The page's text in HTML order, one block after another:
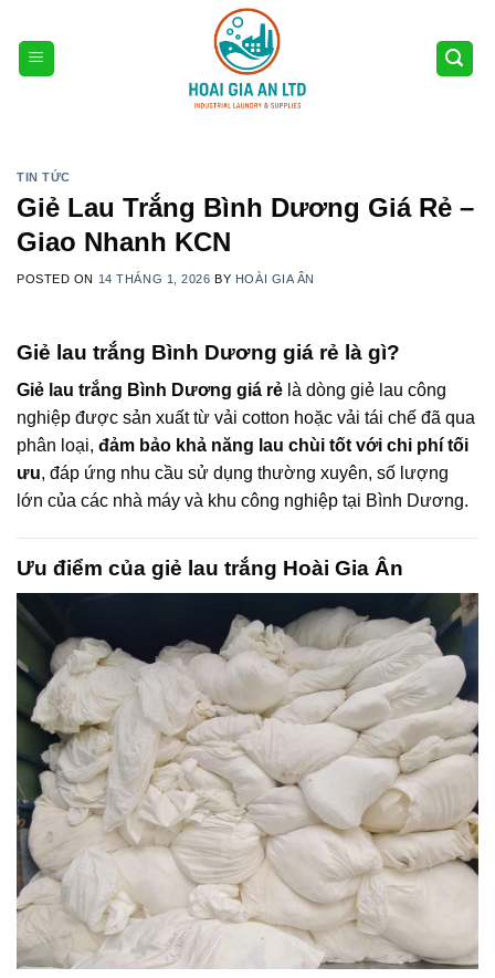
content
TIN TỨC
Giẻ Lau Trắng Bình Dương Giá Rẻ –
Giao Nhanh KCN
POSTED ON 14 THÁNG 1, 2026 BY HOÀI GIA ÂN
Giẻ lau trắng Bình Dương giá rẻ là gì?
Giẻ lau trắng Bình Dương giá rẻ là dòng giẻ lau công
nghiệp được sản xuất từ vải cotton hoặc vải tái chế đã qua
phân loại, đảm bảo khả năng lau chùi tốt với chi phí tối
ưu, đáp ứng nhu cầu sử dụng thường xuyên, số lượng
lớn của các nhà máy và khu công nghiệp tại Bình Dương.
Ưu điểm của giẻ lau trắng Hoài Gia Ân